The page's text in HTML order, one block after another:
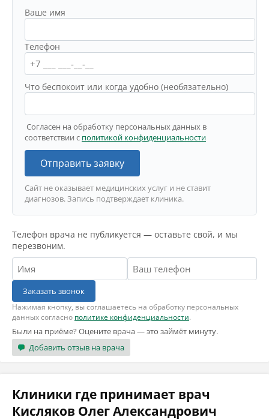
Ваше имя
Телефон
Что беспокоит или когда удобно (необязательно)
Согласен на обработку персональных данных в
соответствии с политикой конфиденциальности
Отправить заявку
Сайт не оказывает медицинских услуг и не ставит
диагнозов. Запись подтверждает клиника.
Телефон врача не публикуется — оставьте свой, и мы
перезвоним.
Заказать звонок
Нажимая кнопку, вы соглашаетесь на обработку персональных
данных согласно политике конфиденциальности.
Были на приёме? Оцените врача — это займёт минуту.
Добавить отзыв на врача
Клиники где принимает врач
Кисляков Олег Александрович